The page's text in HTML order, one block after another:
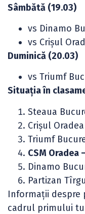
Sâmbătă (19.03)
vs Dinamo
vs Crișul
Duminică (20.03)
vs Triumf
Situația în
Steaua
Crișul
Triumf
CSM Oradea
Dinamo
Partizan
Informații despre
cadrul primului